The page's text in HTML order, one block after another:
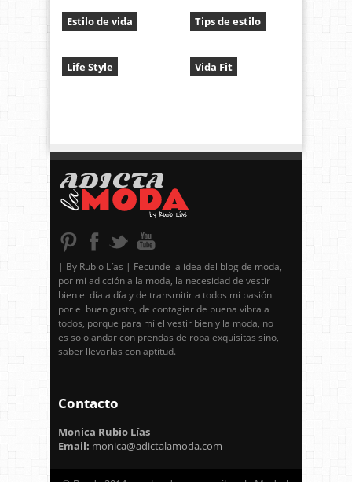
Estilo de vida
Life Style
Tips de estilo
Vida Fit
| By Rubio Lías | Fecunde la idea del blog de moda,
por mi adicción a la moda, la necesidad de vestir
bien el día a día y de transmitir a todos mi pasión
por el buen gusto, de contagiar de buena vibra a
todos, porque para mí el vestir bien y la moda, no
es solo andar con prendas de ropa exquisitas sino,
saber llevarlas con aptitud.
Contacto
Monica Rubio Lías
Email: monica@adictalamoda.com